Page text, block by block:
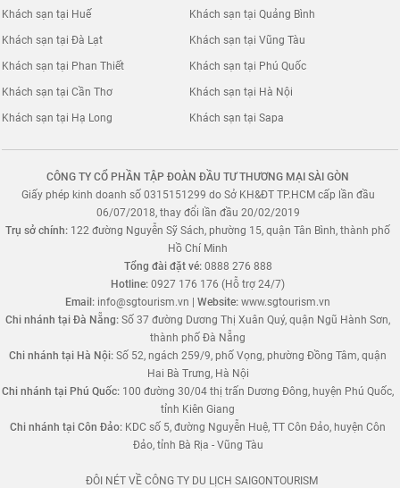
Khách sạn tại Huế Khách sạn tại Quảng Bình
Khách sạn tại Đà Lạt
Khách sạn tại Phan Thiết
Khách sạn tại Vũng Tàu
Khách sạn tại Phú Quốc
Khách sạn tại Cần Thơ
Khách sạn tại Hạ Long
Khách sạn tại Hà Nội
Khách sạn tại Sapa
CÔNG TY CỔ PHẦN TẬP ĐOÀN ĐẦU TƯ THƯƠNG MẠI SÀI GÒN
Giấy phép kinh doanh số 0315151299 do Sở KH&ĐT TP.HCM cấp lần đầu
06/07/2018, thay đổi lần đầu 20/02/2019
Trụ sở chính: 122 đường Nguyễn Sỹ Sách, phường 15, quận Tân Bình, thành phố
Hồ Chí Minh
Tổng đài đặt vé:0888 276 888
Hotline: 0927 176 176 (Hỗ trợ 24/7)
Email: info@sgtourism.vn |Website: www.sgtourism.vn
Chi nhánh tại Đà Nẵng: Số 37 đường Dương Thị Xuân Quý, quận Ngũ Hành Sơn,
thành phố Đà Nẵng
Chi nhánh tại Hà Nội: Số 52, ngách 259/9, phố Vọng, phường Đồng Tâm, quận
Hai Bà Trưng, Hà Nội
Chi nhánh tại Phú Quốc: 100 đường 30/04 thị trấn Dương Đông, huyện Phú Quốc,
tỉnh Kiên Giang
Chi nhánh tại Côn Đảo: KDC số 5, đường Nguyễn Huệ, TT Côn Đảo, huyện Côn
Đảo, tỉnh Bà Rịa - Vũng Tàu
ĐÔI NÉT VỀ CÔNG TY DU LỊCH SAIGONTOURISM